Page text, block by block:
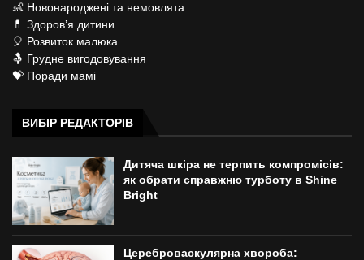
👶 Новонароджені та немовлята
💊 Здоров’я дитини
🎈 Розвиток малюка
🤱 Грудне вигодовування
💝 Поради мамі
ВИБІР РЕДАКТОРІВ
Дитяча шкіра не терпить компромісів:
як обрати справжню турботу в Shine
Bright
Цереброваскулярна хвороба: